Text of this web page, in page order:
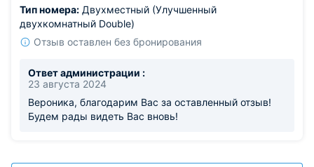
нём было одно удовольствие. Мы, словно бегемоты,
почти не вылезали из воды. Территория комплекса
была очень чистой и ухоженной, это радовало глаз.
Пляж находился в шаговой доступности, а рядом были
вернуться сюда снова.
Тип номера: Двухместный (Улучшенный
двухкомнатный Double)
Отзыв оставлен без бронирования
Ответ администрации :
23 августа 2024
Вероника, благодарим Вас за оставленный отзыв!
Будем рады видеть Вас вновь!